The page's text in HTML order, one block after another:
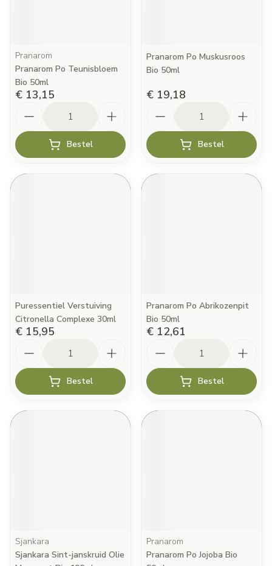
Pranarom
Pranarom Po Teunisbloem
Bio 50ml
€ 13,15
Bestel
Pranarom Po Muskusroos
Bio 50ml
€ 19,18
Bestel
Puressentiel Verstuiving
Citronella Complexe 30ml
€ 15,95
Bestel
Pranarom Po Abrikozenpit
Bio 50ml
€ 12,61
Bestel
Sjankara
Sjankara Sint-janskruid Olie
Pranarom
Pranarom Po Jojoba Bio